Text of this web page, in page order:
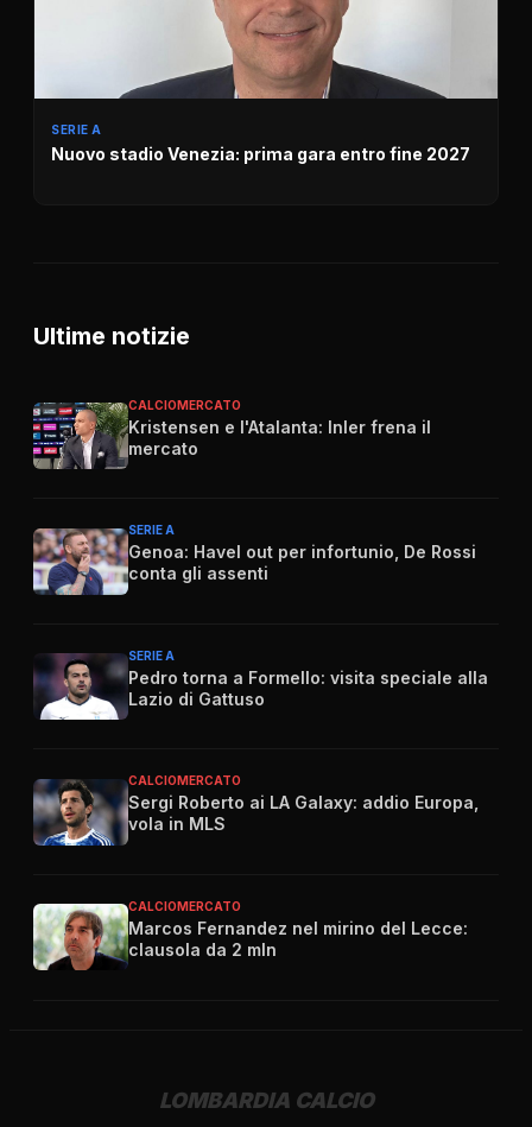
SERIE A
Nuovo stadio Venezia: prima gara entro fine 2027
Ultime notizie
CALCIOMERCATO
Kristensen e l'Atalanta: Inler frena il
mercato
SERIE A
Genoa: Havel out per infortunio, De Rossi
conta gli assenti
SERIE A
Pedro torna a Formello: visita speciale alla
Lazio di Gattuso
CALCIOMERCATO
Sergi Roberto ai LA Galaxy: addio Europa,
vola in MLS
CALCIOMERCATO
Marcos Fernandez nel mirino del Lecce:
clausola da 2 mln
LOMBARDIA CALCIO